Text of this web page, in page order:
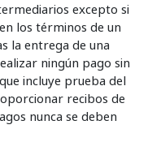
excepto si
los términos de un
la entrega de una
ningún pago sin
incluye prueba del
recibos de
nunca se deben